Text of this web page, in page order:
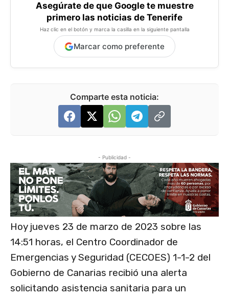
Asegúrate de que Google te muestre
primero las noticias de Tenerife
Haz clic en el botón y marca la casilla en la siguiente pantalla
Marcar como preferente
Comparte esta noticia:
- Publicidad -
Hoy jueves 23 de marzo de 2023 sobre las
14:51 horas, el Centro Coordinador de
Emergencias y Seguridad (CECOES) 1-1-2 del
Gobierno de Canarias recibió una alerta
solicitando asistencia sanitaria para un